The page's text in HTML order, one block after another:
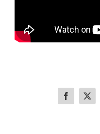
Facebook
X